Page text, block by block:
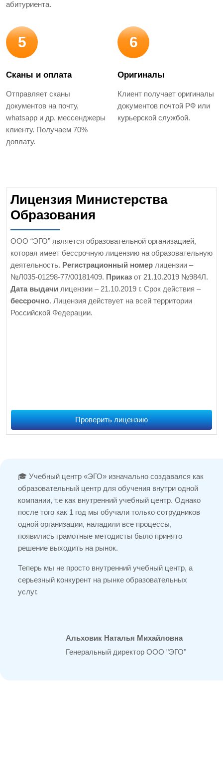
абитуриента.
5
Сканы и оплата
Отправляет сканы
документов на почту,
whatsapp и др. мессенджеры
клиенту. Получаем 70%
доплату.
6
Оригиналы
Клиент получает оригиналы
документов почтой РФ или
курьерской службой.
Лицензия Министерства
Образования
ООО “ЭГО” является образовательной организацией,
которая имеет бессрочную лицензию на образовательную
деятельность. Регистрационный номер лицензии –
№Л035-01298-77/00181409. Приказ от 21.10.2019 №984Л.
Дата выдачи лицензии – 21.10.2019 г. Срок действия –
бессрочно. Лицензия действует на всей территории
Российской Федерации.
Проверить лицензию
🎓 Учебный центр «ЭГО» изначально создавался как
образовательный центр для обучения внутри одной
компании, т.е как внутренний учебный центр. Однако
после того как 1 год мы обучали только сотрудников
одной организации, наладили все процессы,
появились грамотные методисты было принято
решение выходить на рынок.
Теперь мы не просто внутренний учебный центр, а
серьезный конкурент на рынке образовательных
услуг.
Альховик Наталья Михайловна
Генеральный директор ООО "ЭГО"